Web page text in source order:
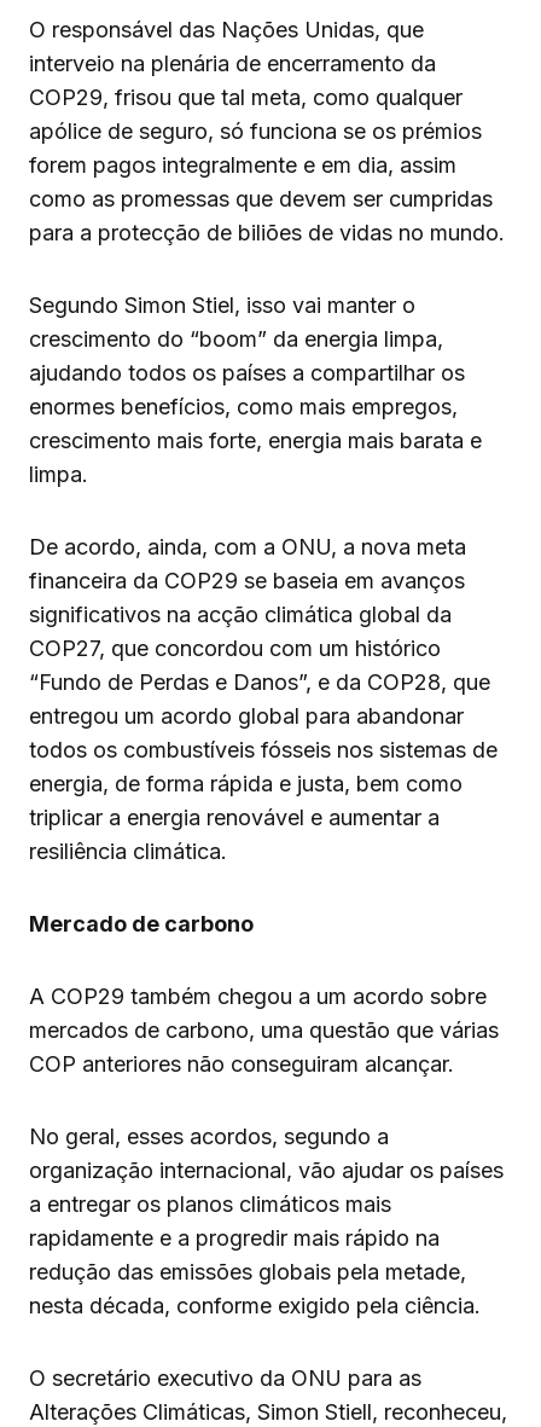
O responsável das Nações Unidas, que
interveio na plenária de encerramento da
COP29, frisou que tal meta, como qualquer
apólice de seguro, só funciona se os prémios
forem pagos integralmente e em dia, assim
como as promessas que devem ser cumpridas
para a protecção de biliões de vidas no mundo.
Segundo Simon Stiel, isso vai manter o
crescimento do “boom” da energia limpa,
ajudando todos os países a compartilhar os
enormes benefícios, como mais empregos,
crescimento mais forte, energia mais barata e
limpa.
De acordo, ainda, com a ONU, a nova meta
financeira da COP29 se baseia em avanços
significativos na acção climática global da
COP27, que concordou com um histórico
“Fundo de Perdas e Danos”, e da COP28, que
entregou um acordo global para abandonar
todos os combustíveis fósseis nos sistemas de
energia, de forma rápida e justa, bem como
triplicar a energia renovável e aumentar a
resiliência climática.
Mercado de carbono
A COP29 também chegou a um acordo sobre
mercados de carbono, uma questão que várias
COP anteriores não conseguiram alcançar.
No geral, esses acordos, segundo a
organização internacional, vão ajudar os países
a entregar os planos climáticos mais
rapidamente e a progredir mais rápido na
redução das emissões globais pela metade,
nesta década, conforme exigido pela ciência.
O secretário executivo da ONU para as
Alterações Climáticas, Simon Stiell, reconheceu,